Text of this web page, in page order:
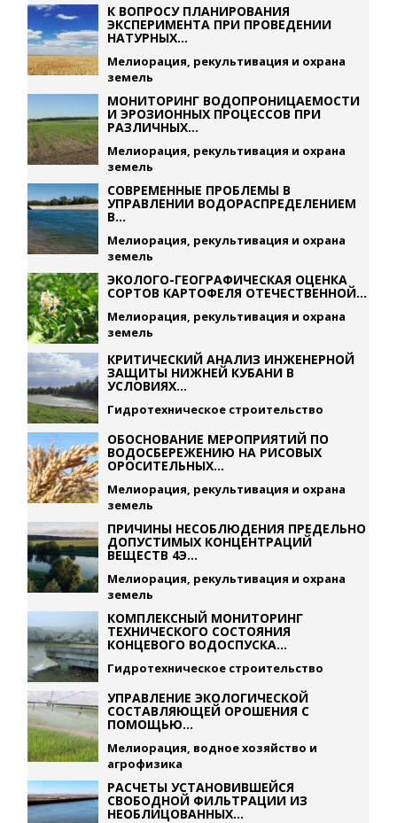
К ВОПРОСУ ПЛАНИРОВАНИЯ
ЭКСПЕРИМЕНТА ПРИ ПРОВЕДЕНИИ
НАТУРНЫХ...
Мелиорация, рекультивация и охрана
земель
МОНИТОРИНГ ВОДОПРОНИЦАЕМОСТИ
И ЭРОЗИОННЫХ ПРОЦЕССОВ ПРИ
РАЗЛИЧНЫХ...
Мелиорация, рекультивация и охрана
земель
СОВРЕМЕННЫЕ ПРОБЛЕМЫ В
УПРАВЛЕНИИ ВОДОРАСПРЕДЕЛЕНИЕМ
В...
Мелиорация, рекультивация и охрана
земель
ЭКОЛОГО-ГЕОГРАФИЧЕСКАЯ ОЦЕНКА
СОРТОВ КАРТОФЕЛЯ ОТЕЧЕСТВЕННОЙ...
Мелиорация, рекультивация и охрана
земель
КРИТИЧЕСКИЙ АНАЛИЗ ИНЖЕНЕРНОЙ
ЗАЩИТЫ НИЖНЕЙ КУБАНИ В
УСЛОВИЯХ...
Гидротехническое строительство
ОБОСНОВАНИЕ МЕРОПРИЯТИЙ ПО
ВОДОСБЕРЕЖЕНИЮ НА РИСОВЫХ
ОРОСИТЕЛЬНЫХ...
Мелиорация, рекультивация и охрана
земель
ПРИЧИНЫ НЕСОБЛЮДЕНИЯ ПРЕДЕЛЬНО
ДОПУСТИМЫХ КОНЦЕНТРАЦИЙ
ВЕЩЕСТВ 4Э...
Мелиорация, рекультивация и охрана
земель
КОМПЛЕКСНЫЙ МОНИТОРИНГ
ТЕХНИЧЕСКОГО СОСТОЯНИЯ
КОНЦЕВОГО ВОДОСПУСКА...
Гидротехническое строительство
УПРАВЛЕНИЕ ЭКОЛОГИЧЕСКОЙ
СОСТАВЛЯЮЩЕЙ ОРОШЕНИЯ С
ПОМОЩЬЮ...
Мелиорация, водное хозяйство и
агрофизика
РАСЧЕТЫ УСТАНОВИВШЕЙСЯ
СВОБОДНОЙ ФИЛЬТРАЦИИ ИЗ
НЕОБЛИЦОВАННЫХ...